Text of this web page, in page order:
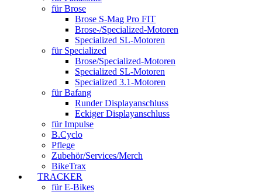
für Brose
Brose S-Mag Pro FIT
Brose-/Specialized-Motoren
Specialized SL-Motoren
für Specialized
Brose/Specialized-Motoren
Specialized SL-Motoren
Specialized 3.1-Motoren
für Bafang
Runder Displayanschluss
Eckiger Displayanschluss
für Impulse
B.Cyclo
Pflege
Zubehör/Services/Merch
BikeTrax
TRACKER
für E-Bikes